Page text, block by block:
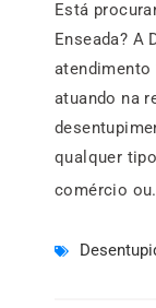
Está
Enseada? A
atendimento
atuando na
qualquer
comércio